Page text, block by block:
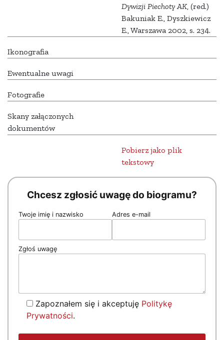
Dywizji Piechoty AK, (red.)
Bakuniak E., Dyszkiewicz
E., Warszawa 2002, s. 234.
Ikonografia
Ewentualne uwagi
Fotografie
Skany załączonych
dokumentów
Pobierz jako plik
tekstowy
Chcesz zgłosić uwagę do biogramu?
Twoje imię i nazwisko Adres e-mail
Zgłoś uwagę
Zapoznałem się i akceptuję Politykę
Prywatności.